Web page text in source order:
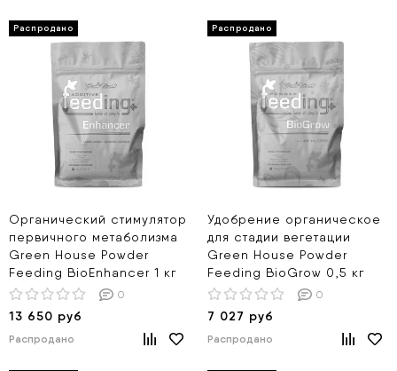
Органический стимулятор
первичного метаболизма
Green House Powder
Feeding BioEnhancer 1 кг
0
13 650 руб
Распродано
Удобрение органическое
для стадии вегетации
Green House Powder
Feeding BioGrow 0,5 кг
0
7 027 руб
Распродано